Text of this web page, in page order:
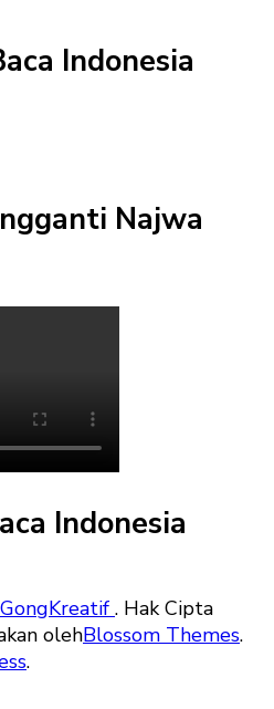
Indonesia
Najwa
Indonesia
. Hak Cipta
olehBlossom Themes.
.